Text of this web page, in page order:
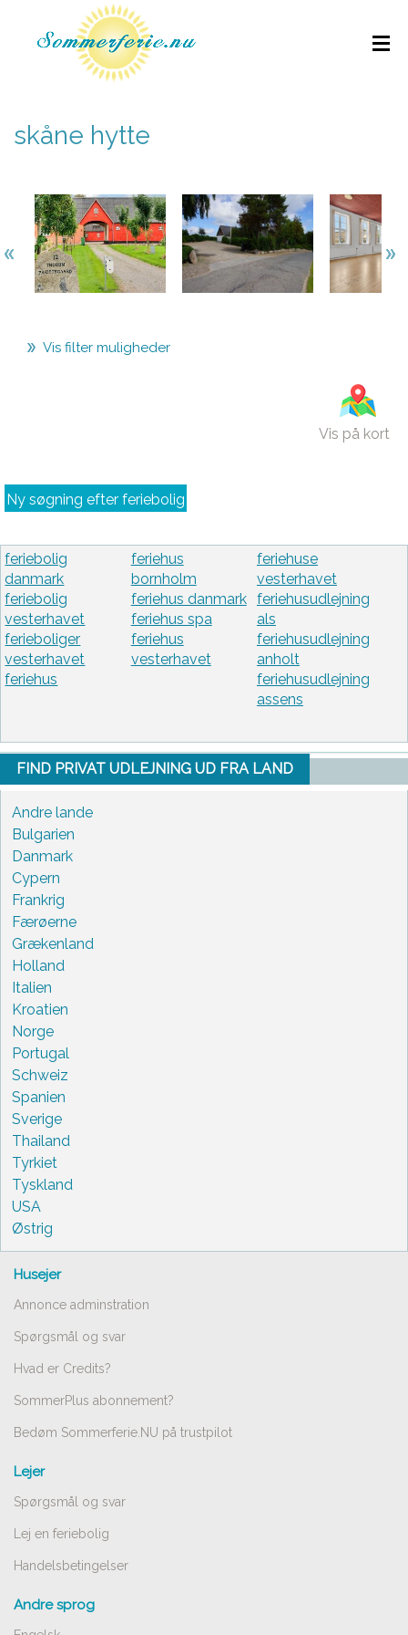
skåne hytte
Vis filter muligheder
Vis på kort
Ny søgning efter feriebolig
feriebolig
danmark
feriebolig
vesterhavet
ferieboliger
vesterhavet
feriehus
feriehus
bornholm
feriehus danmark
feriehus spa
feriehus
vesterhavet
feriehuse
vesterhavet
feriehusudlejning
als
feriehusudlejning
anholt
feriehusudlejning
assens
FIND PRIVAT UDLEJNING UD FRA LAND
Andre lande
Bulgarien
Danmark
Cypern
Frankrig
Færøerne
Grækenland
Holland
Italien
Kroatien
Norge
Portugal
Schweiz
Spanien
Sverige
Thailand
Tyrkiet
Tyskland
USA
Østrig
Husejer
Annonce adminstration
Spørgsmål og svar
Hvad er Credits?
SommerPlus abonnement?
Bedøm Sommerferie.NU på trustpilot
Lejer
Spørgsmål og svar
Lej en feriebolig
Handelsbetingelser
Andre sprog